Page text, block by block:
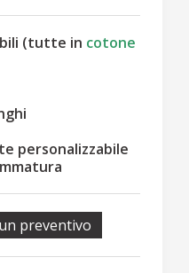
(tutte in cotone
personalizzabile
preventivo